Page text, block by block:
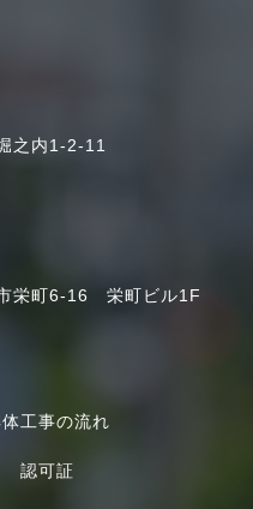
之内1-2-11
栄町6-16 栄町ビル1F
工事の流れ
認可証